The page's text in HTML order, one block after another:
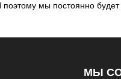
мы постоянно
МЫ